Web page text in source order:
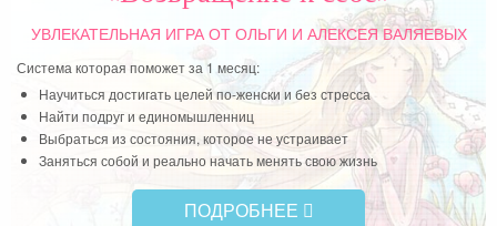
УВЛЕКАТЕЛЬНАЯ ИГРАОТ ОЛЬГИ И АЛЕКСЕЯ ВАЛЯЕВЫХ
Система которая поможет за 1 месяц:
Научиться достигать целей по-женски и без стресса
Найти подруг и единомышленниц
Выбраться из состояния, которое не устраивает
Заняться собой и реально начать менять свою жизнь
ПОДРОБНЕЕ